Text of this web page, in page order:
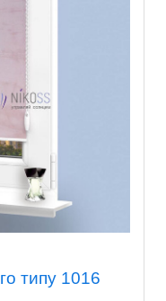
типу 1016